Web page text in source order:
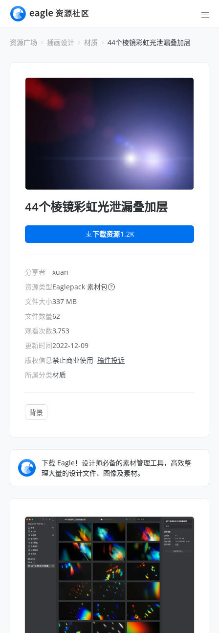
资源广场 插画设计 材质 44个棱镜彩虹光泄漏叠加层
44个棱镜彩虹光泄漏叠加层
下载资源1.2K
分享者
资源类型
文件大小
文件数量
观看次数
更新时间
版权信息
所属分类
xuan
Eaglepack 素材包
337 MB
62
3,753
2022-12-09
禁止商业使用 稿件投诉
材质
背景
下载 Eagle！设计师必备的素材管理工具，高效整
理大量的设计文件、图像及素材。